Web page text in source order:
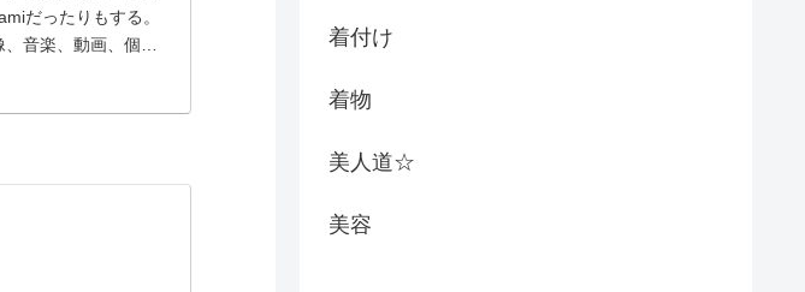
だったりもする。
音楽、動画、個性
着付け
着物
美人道☆
美容